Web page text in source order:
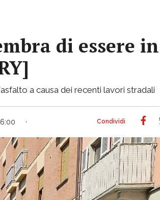
di essere
a causa dei recenti lavori stradali